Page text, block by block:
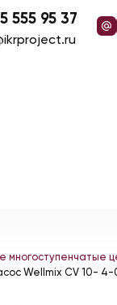
555 95 37
многоступенчатые
Wellmix CV 10- 4-